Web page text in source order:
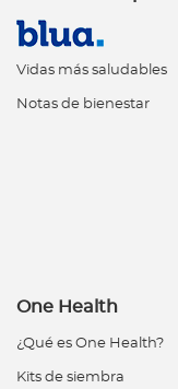
Vidas más saludables
Notas de bienestar
One Health
¿Qué es One Health?
Kits de siembra